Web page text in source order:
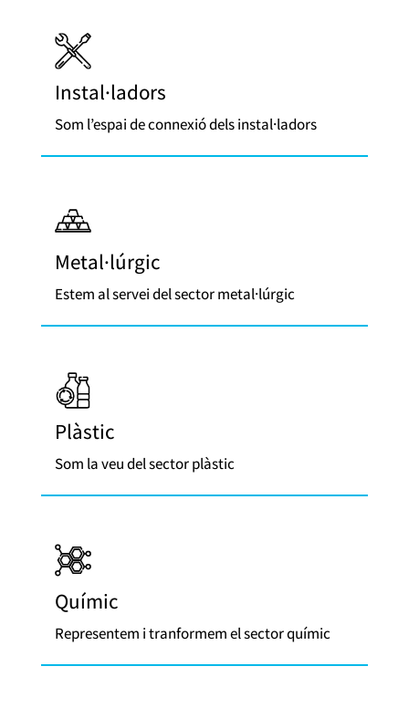
Instal·ladors
Som l’espai de connexió dels instal·ladors
Metal·lúrgic
Estem al servei del sector metal·lúrgic
Plàstic
Som la veu del sector plàstic
Químic
Representem i tranformem el sector químic